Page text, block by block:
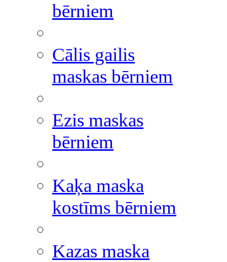
bērniem
Cālis gailis
maskas bērniem
Ezis maskas
bērniem
Kaķa maska
kostīms bērniem
Kazas maska